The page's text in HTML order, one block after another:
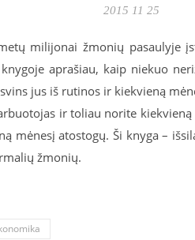
2015 11 25
milijonai žmonių pasaulyje
aprašiau, kaip niekuo
jus iš rutinos ir kiekvieną
ir toliau norite
mėnesį atostogų. Ši knyga –
žmonių.